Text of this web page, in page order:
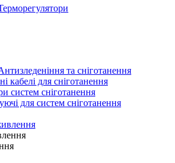
та сніготанення
кабелі для сніготанення
систем сніготанення
для систем сніготанення